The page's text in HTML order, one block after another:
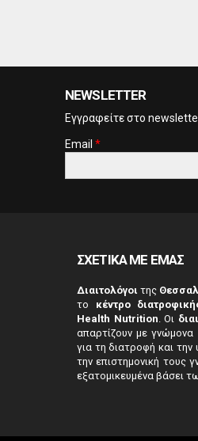
NEWSLETTER
Eγγραφείτε στο
Email *
whether or
human
visitor and to
prevent
automated
spam
submissions.
ΣΧΕΤΙΚΑ ΜΕ ΕΜΑΣ
Διαιτολόγοι της
το κέντρο
Health Nutrition. Οι
απαρτίζουν με
για τη διατροφή και την
την επιστημονική τους
εξατομικευμένα βάσει